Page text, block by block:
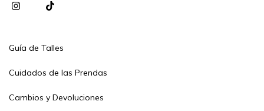
Guía de Talles
Cuidados de las Prendas
Cambios y Devoluciones